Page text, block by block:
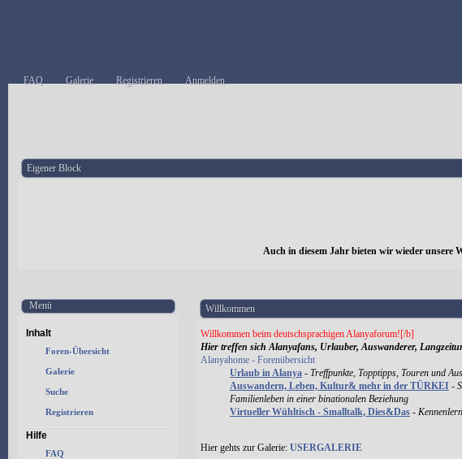
FAQ Galerie Registrieren Anmelden
Eigener Block
Auch in diesem Jahr bieten wir wieder unsere
Menü
Inhalt
Foren-Übersicht
Galerie
Suche
Registrieren
Hilfe
FAQ
Willkommen
Willkommen beim deutschsprachigen Alanyaforum![/b]
Hier treffen sich Alanyafans, Urlauber, Auswanderer,
Alanyahome - Forenübersicht
Urlaub in Alanya - Treffpunkte, Topptipps, Touren und
Auswandern, Leben, Kultur& mehr in der TÜRKEI -
Familienleben in einer binationalen Beziehung
Virtueller Wühltisch - Smalltalk, Dies&Das -
Hier gehts zur Galerie: USERGALERIE